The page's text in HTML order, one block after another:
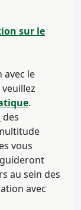
sur le
le
.
des
vous
au sein des
avec